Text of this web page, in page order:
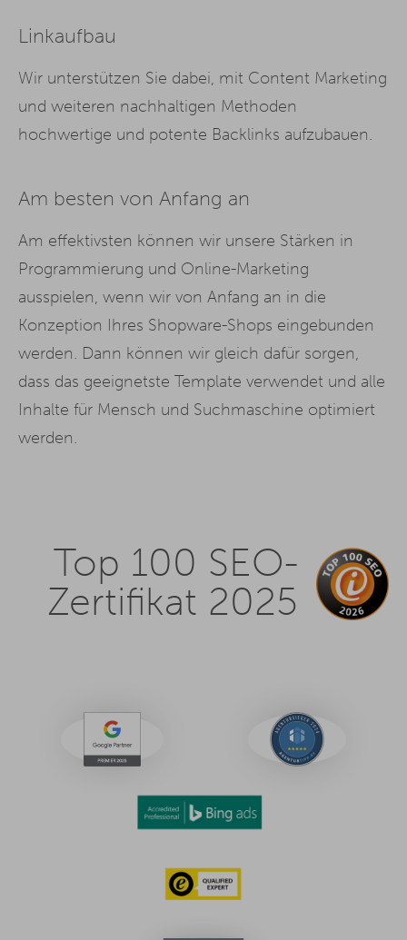
Linkaufbau
Wir unterstützen Sie dabei, mit Content Marketing
und weiteren nachhaltigen Methoden
hochwertige und potente Backlinks aufzubauen.
Am besten von Anfang an
Am effektivsten können wir unsere Stärken in
Programmierung und Online-Marketing
ausspielen, wenn wir von Anfang an in die
Konzeption Ihres Shopware-Shops eingebunden
werden. Dann können wir gleich dafür sorgen,
dass das geeignetste Template verwendet und alle
Inhalte für Mensch und Suchmaschine optimiert
werden.
Top 100 SEO-
Zertifikat 2025